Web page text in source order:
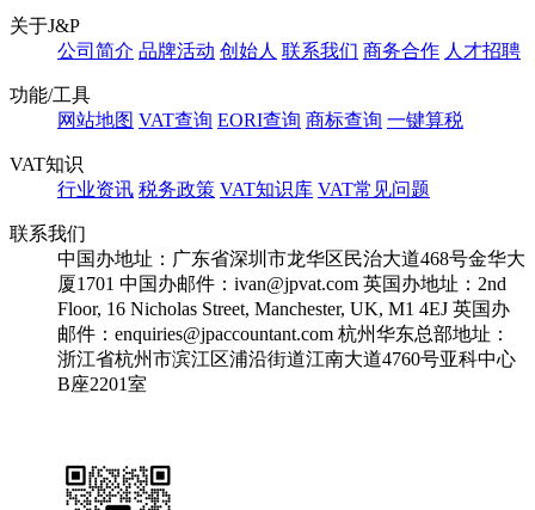
关于J&P
公司简介 品牌活动 创始人 联系我们 商务合作 人才招聘
功能/工具
网站地图 VAT查询 EORI查询 商标查询 一键算税
VAT知识
行业资讯 税务政策 VAT知识库 VAT常见问题
联系我们
中国办地址：广东省深圳市龙华区民治大道468号金华大
厦1701 中国办邮件：ivan@jpvat.com 英国办地址：2nd
Floor, 16 Nicholas Street, Manchester, UK, M1 4EJ 英国办
邮件：enquiries@jpaccountant.com 杭州华东总部地址：
浙江省杭州市滨江区浦沿街道江南大道4760号亚科中心
B座2201室